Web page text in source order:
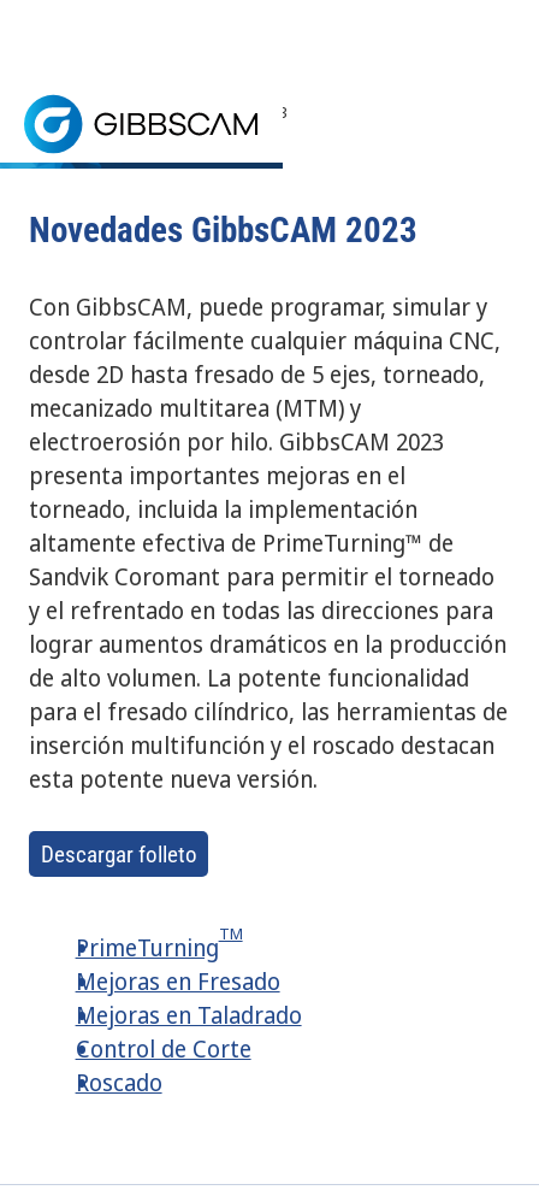
Inicio> Novedades GibbsCAM 2023
GibbsCAM 2023: Programación CNC potente con
GibbsCAM 2023 Está aquí
SOFTWARE DE PROGRAMACIÓN CNC
SOLICITE UNA PRUEBA GRATIS
Novedades GibbsCAM 2023
Con GibbsCAM, puede programar, simular y
controlar fácilmente cualquier máquina CNC,
desde 2D hasta fresado de 5 ejes, torneado,
mecanizado multitarea (MTM) y
electroerosión por hilo. GibbsCAM 2023
presenta importantes mejoras en el
torneado, incluida la implementación
altamente efectiva de PrimeTurning™ de
Sandvik Coromant para permitir el torneado
y el refrentado en todas las direcciones para
lograr aumentos dramáticos en la producción
de alto volumen. La potente funcionalidad
para el fresado cilíndrico, las herramientas de
inserción multifunción y el roscado destacan
esta potente nueva versión.
Descargar folleto
PrimeTurningTM
Mejoras en Fresado
Mejoras en Taladrado
Control de Corte
Roscado